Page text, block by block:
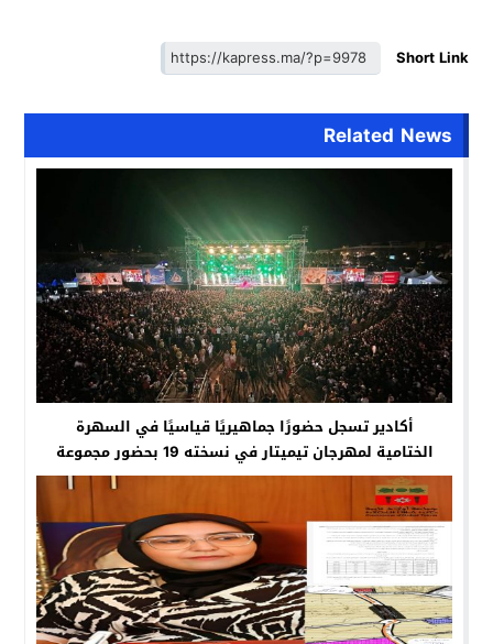
Short Link
Related News
أكادير تسجل حضورًا جماهيريًا قياسيًا في السهرة
الختامية لمهرجان تيميتار في نسخته 19 بحضور مجموعة
أودادن